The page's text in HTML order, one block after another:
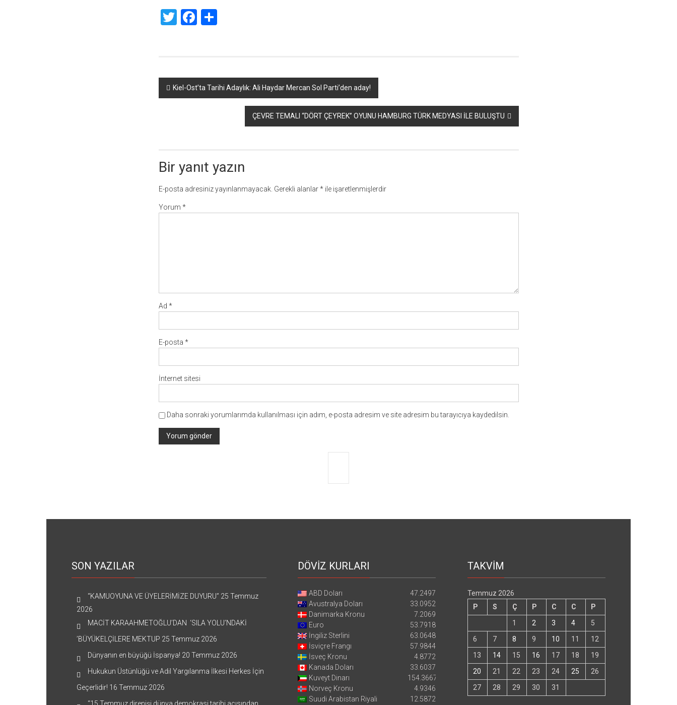
TwitterFacebook
Share
Yazı
dolaşımı
Kiel-Ost’ta Tarihi Adaylık: Ali Haydar Mercan Sol Parti’den aday!
ÇEVRE TEMALI “DÖRT ÇEYREK” OYUNU HAMBURG TÜRK MEDYASI İLE BULUŞTU
Bir yanıt yazın
E-posta adresiniz yayınlanmayacak. Gerekli alanlar*ile işaretlenmişlerdir
Yorum *
Ad *
E-posta *
İnternet sitesi
Daha sonraki yorumlarımda kullanılması için adım, e-posta adresim ve site adresim bu tarayıcıya kaydedilsin.
SON YAZILAR
“KAMUOYUNA VE ÜYELERİMİZE DUYURU” 25 Temmuz
2026
MACİT KARAAHMETOĞLU’DAN ‘SILA YOLU’NDAKİ
’BÜYÜKELÇİLERE MEKTUP 25 Temmuz 2026
Dünyanın en büyüğü İspanya! 20 Temmuz 2026
Hukukun Üstünlüğü ve Adil Yargılanma İlkesi Herkes İçin
Geçerlidir! 16 Temmuz 2026
DÖVİZ KURLARI
ABD Doları
47.2497
Avustralya Doları
33.0952
Danimarka Kronu
7.2069
Euro
53.7918
İngiliz Sterlini
63.0648
İsviçre Frangı
57.9844
İsveç Kronu
4.8772
Kanada Doları
33.6037
Kuveyt Dinarı
154.3667
Norveç Kronu
4.9346
Suudi Arabistan Riyali
12.5872
TAKVİM
Temmuz 2026
P
S Ç P C C
P
1
2 3 4
5
6
7 8 9 10 11
12
13
14 15 16 17 18
19
20
21 22 23 24 25
26
27
28 29 30 31